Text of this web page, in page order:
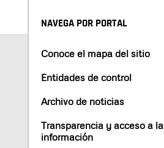
NAVEGA POR PORTAL
Conoce el mapa del sitio
Entidades de control
Archivo de noticias
Transparencia y acceso a la
información